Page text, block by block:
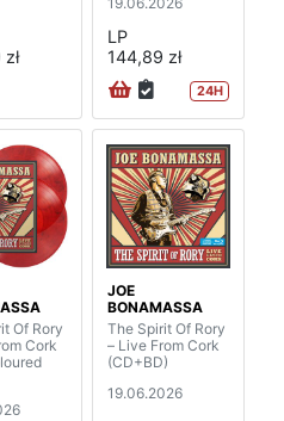
LP
144,89 zł
24H
Of Rory
Cork
JOE
BONAMASSA
The Spirit Of Rory
– Live From Cork
(CD+BD)
19.06.2026